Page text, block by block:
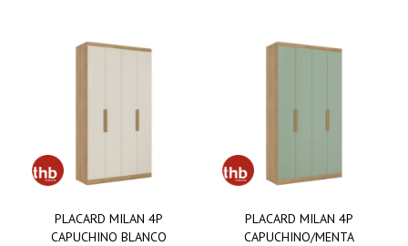
PLACARD MILAN 4P
CAPUCHINO BLANCO
PLACARD MILAN 4P
CAPUCHINO/MENTA